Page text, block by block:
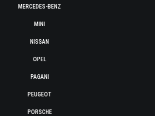
MERCEDES-BENZ
MINI
NISSAN
OPEL
PAGANI
PEUGEOT
PORSCHE